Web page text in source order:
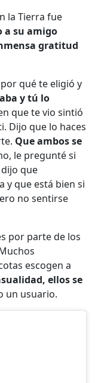
la Tierra fue
a su amigo
gratitud
qué te eligió y
y tú lo
que te vio sintió
Dijo que lo haces
Que ambos se
le pregunté si
que
y que está bien si
no sentirse
por parte de los
escogen a
ellos se
un usuario.